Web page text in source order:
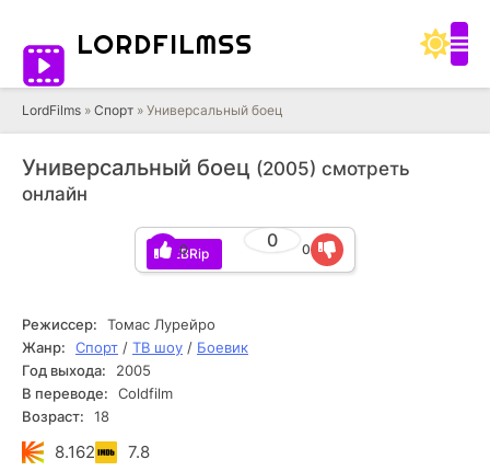
LORDFILMSS
LordFilms » Спорт » Универсальный боец
Универсальный боец (2005) смотреть
онлайн
WEBRip
0
0 0
Режиссер:
Томас Лурейро
Жанр:
Спорт / ТВ шоу / Боевик
Год выхода:
2005
В переводе:
Coldfilm
Возраст:
18
8.162 7.8